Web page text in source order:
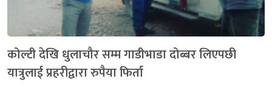
कोल्टी देखि धुलाचौर सम्म गाडीभाडा दोब्बर लिएपछी
यात्रुलाई प्रहरीद्वारा रुपैया फिर्ता